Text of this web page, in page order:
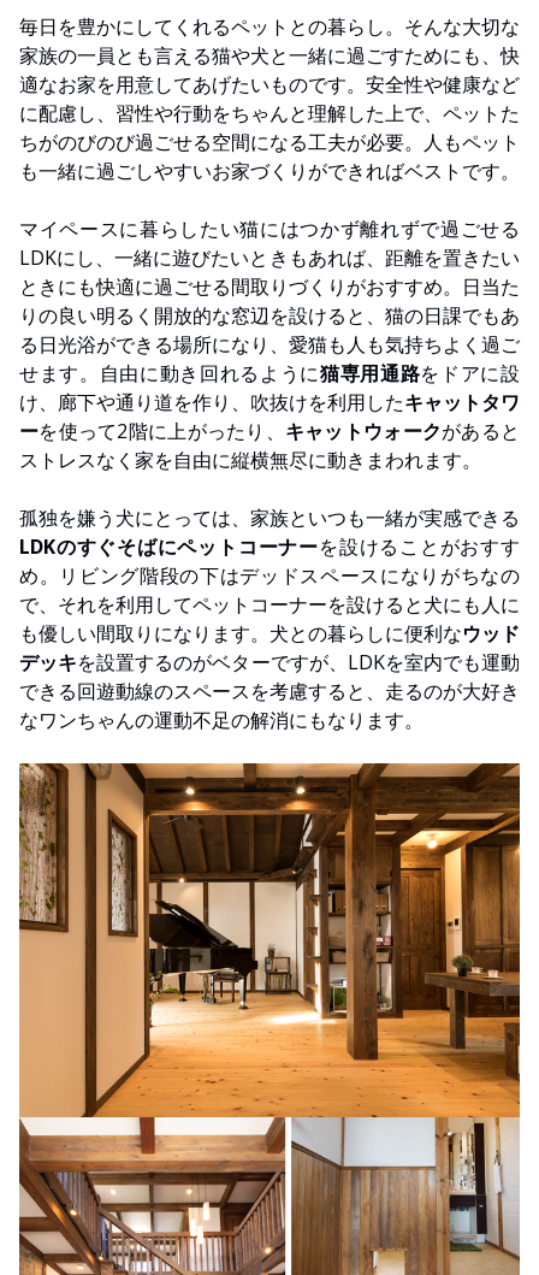
毎日を豊かにしてくれるペットとの暮らし。そんな大切な
家族の一員とも言える猫や犬と一緒に過ごすためにも、快
適なお家を用意してあげたいものです。安全性や健康など
に配慮し、習性や行動をちゃんと理解した上で、ペットた
ちがのびのび過ごせる空間になる工夫が必要。人もペット
も一緒に過ごしやすいお家づくりができればベストです。
マイペースに暮らしたい猫にはつかず離れずで過ごせる
LDKにし、一緒に遊びたいときもあれば、距離を置きたい
ときにも快適に過ごせる間取りづくりがおすすめ。日当た
りの良い明るく開放的な窓辺を設けると、猫の日課でもあ
る日光浴ができる場所になり、愛猫も人も気持ちよく過ご
せます。自由に動き回れるように猫専用通路をドアに設
け、廊下や通り道を作り、吹抜けを利用したキャットタワ
ーを使って2階に上がったり、 キャットウォークがあると
ストレスなく家を自由に縦横無尽に動きまわれます。
孤独を嫌う犬にとっては、家族といつも一緒が実感できる
LDKのすぐそばにペットコーナーを設けることがおすす
め。リビング階段の下はデッドスペースになりがちなの
で、それを利用してペットコーナーを設けると犬にも人に
も優しい間取りになります。犬との暮らしに便利なウッド
デッキを設置するのがベターですが、LDKを室内でも運動
できる回遊動線のスペースを考慮すると、走るのが大好き
なワンちゃんの運動不足の解消にもなります。